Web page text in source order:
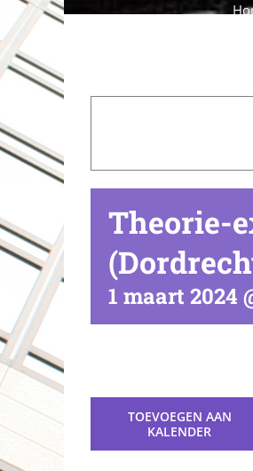
Theorie-
1 maart 2024
TOEVOEGEN AAN
KALENDER